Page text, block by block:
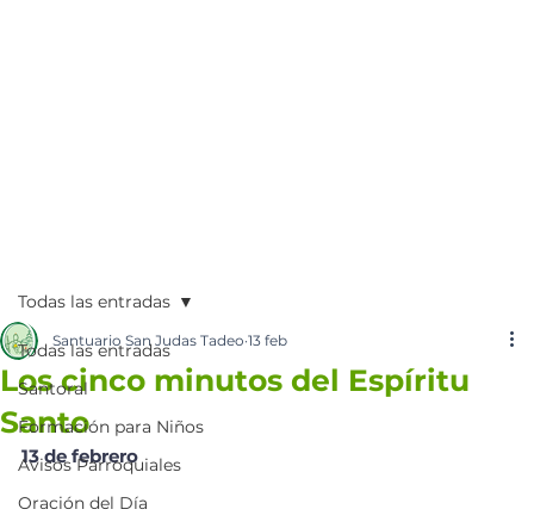
Todas las entradas
Santoral
Formación para Niños
Avisos Parroquiales
Oración del Día
Todas las entradas
Los cinco minutos del Espíritu
Santo
Santuario San Judas Tadeo 13 feb
13 de febrero